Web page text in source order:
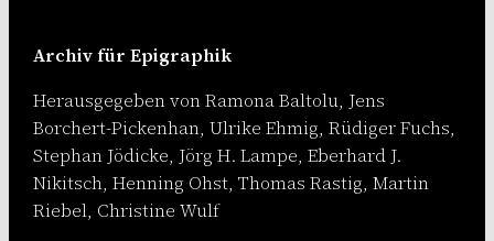
Archiv für Epigraphik
Herausgegeben von Ramona Baltolu, Jens
Borchert-Pickenhan, Ulrike Ehmig, Rüdiger Fuchs,
Stephan Jödicke, Jörg H. Lampe, Eberhard J.
Nikitsch, Henning Ohst, Thomas Rastig, Martin
Riebel, Christine Wulf